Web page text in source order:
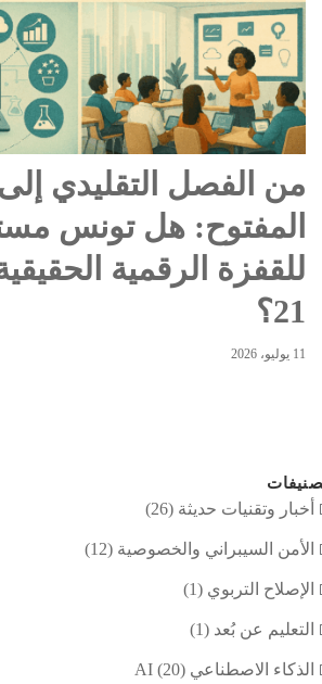
من الفصل التقليدي إلى
المفتوح: هل تونس
للقفزة الرقمية
21؟
11 يوليو، 2026
أخبار وتقنيات حديثة
الأمن السيبراني والخصوصية
الإصلاح التربوي
التعليم عن بُعد
الذكاء الاصطناعي AI (20)